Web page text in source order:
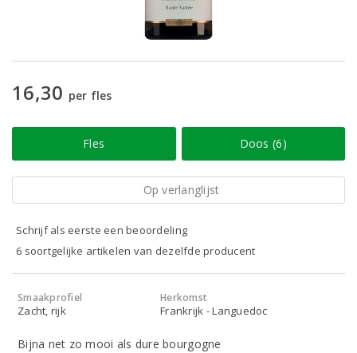
16,30 per fles
Fles Doos (6)
Op verlanglijst
Schrijf als eerste een beoordeling
6 soortgelijke artikelen van dezelfde producent
Smaakprofiel
Zacht, rijk
Herkomst
Frankrijk - Languedoc
Bijna net zo mooi als dure bourgogne